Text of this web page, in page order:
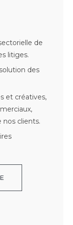
de
litiges.
des
et créatives,
clients.